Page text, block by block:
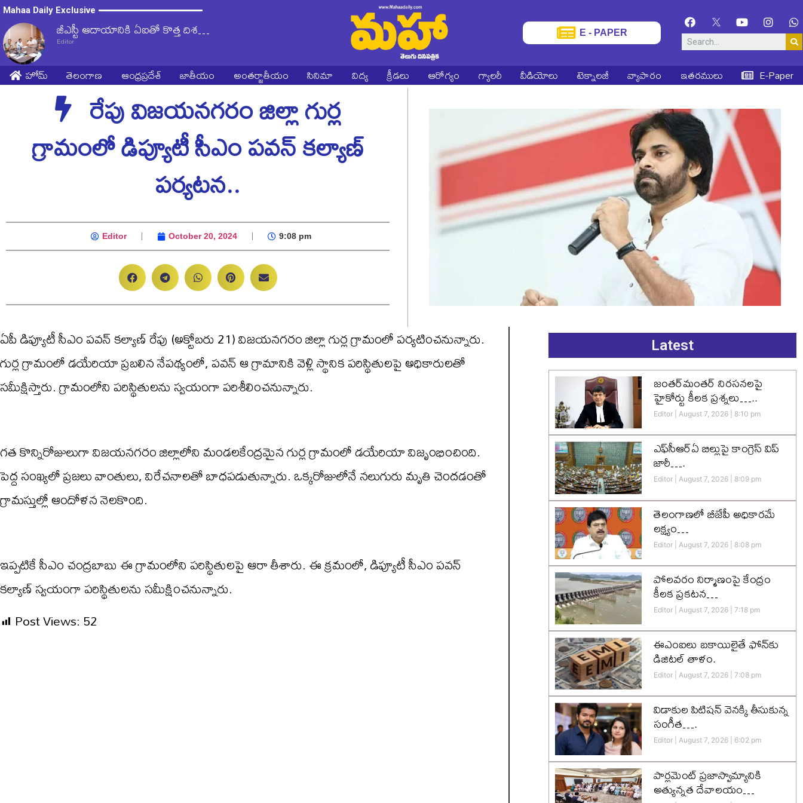
Mahaa Daily Exclusive
జీఎస్టీ ఆదాయానికి ఏఐతో కొత్త దిశ…
Editor
E - PAPER
హోమ్ తెలంగాణ ఆంధ్రప్రదేశ్ జాతీయం అంతర్జాతీయం సినిమా విద్య క్రీడలు ఆరోగ్యం గ్యాలరీ వీడియోలు టెక్నాలజీ వ్యాపారం ఇతరములు E-Paper
రేపు విజయనగరం జిల్లా గుర్ల
గ్రామంలో డిప్యూటీ సీఎం పవన్ కల్యాణ్
పర్యటన..
Editor October 20, 2024 9:08 pm
ఏపీ డిప్యూటీ సీఎం పవన్ కల్యాణ్ రేపు (అక్టోబరు 21) విజయనగరం జిల్లా గుర్ల గ్రామంలో పర్యటించనున్నారు.
గుర్ల గ్రామంలో డయేరియా ప్రబలిన నేపథ్యంలో, పవన్ ఆ గ్రామానికి వెళ్లి స్థానిక పరిస్థితులపై అధికారులతో
సమీక్షిస్తారు. గ్రామంలోని పరిస్థితులను స్వయంగా పరిశీలించనున్నారు.
గత కొన్నిరోజులుగా విజయనగరం జిల్లాలోని మండలకేంద్రమైన గుర్ల గ్రామంలో డయేరియా విజృంభించింది.
పెద్ద సంఖ్యలో ప్రజలు వాంతులు, విరేచనాలతో బాధపడుతున్నారు. ఒక్కరోజులోనే నలుగురు మృతి చెందడంతో
గ్రామస్తుల్లో ఆందోళన నెలకొంది.
ఇప్పటికే సీఎం చంద్రబాబు ఈ గ్రామంలోని పరిస్థితులపై ఆరా తీశారు. ఈ క్రమంలో, డిప్యూటీ సీఎం పవన్
కల్యాణ్ స్వయంగా పరిస్థితులను సమీక్షించనున్నారు.
Post Views:52
Latest
జంతర్‌మంతర్ నిరసనలపై
హైకోర్టు కీలక ప్రశ్నలు…..
Editor August 7, 2026 8:10 pm
ఎఫ్‌సీఆర్‌ఏ బిల్లుపై కాంగ్రెస్ విప్
జారీ….
Editor August 7, 2026 8:09 pm
తెలంగాణలో బీజేపీ అధికారమే
లక్ష్యం…
Editor August 7, 2026 8:08 pm
పోలవరం నిర్మాణంపై కేంద్రం
కీలక ప్రకటన…
Editor August 7, 2026 7:18 pm
ఈఎంఐలు బకాయిలైతే ఫోన్‌కు
డిజిటల్ తాళం.
Editor August 7, 2026 7:08 pm
విడాకుల పిటిషన్ వెనక్కి తీసుకున్న
సంగీత….
Editor August 7, 2026 6:02 pm
పార్లమెంట్ ప్రజాస్వామ్యానికి
అత్యున్నత దేవాలయం…